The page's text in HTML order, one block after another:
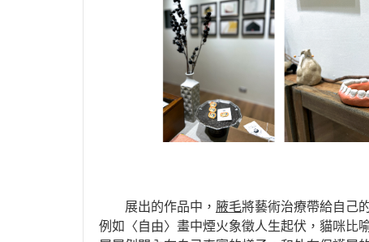
展出的作品中， 腋毛將藝術治療帶給自己
例如〈自由〉畫中煙火象徵人生起伏，貓咪比